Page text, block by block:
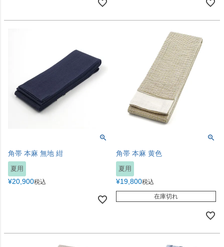
角帯 本麻 無地 紺
夏用
¥20,900税込
角帯 本麻 黄色
夏用
¥19,800税込
在庫切れ